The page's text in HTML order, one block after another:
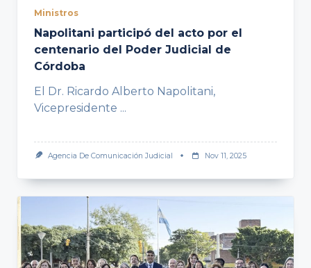
Ministros
Napolitani participó del acto por el
centenario del Poder Judicial de
Córdoba
El Dr. Ricardo Alberto Napolitani,
Vicepresidente ...
Agencia De Comunicación Judicial Nov 11, 2025